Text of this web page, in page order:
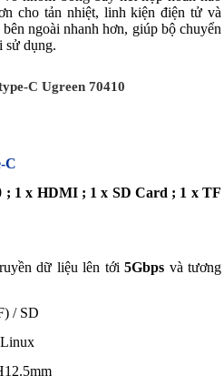
cho tản nhiệt, linh kiện điện tử và
ngoài nhanh hơn, giúp bộ chuyển
sử dụng.
C Ugreen 70410
C
; 1 x HDMI ; 1 x SD Card ; 1 x TF
dữ liệu lên tới 5Gbps và tương
/ SD